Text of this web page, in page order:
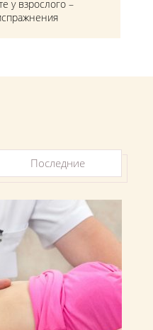
у взрослого –
Последние